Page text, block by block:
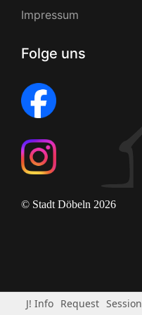
Impressum
Folge uns
© Stadt Döbeln 2026
J! Info Request Session